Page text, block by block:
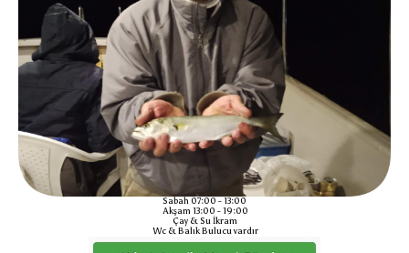
Sabah 07:00 - 13:00
Akşam 13:00 - 19:00
Çay & Su İkram
Wc & Balık Bulucu vardır